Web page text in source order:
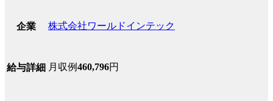
企業 株式会社ワールドインテック
給与詳細 月収例460,796円